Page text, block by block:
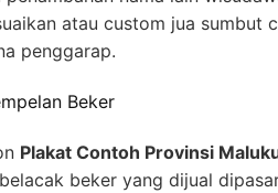
atau custom jua sumbut
penggarap.
Beker
Plakat Contoh Provinsi
beker yang dijual